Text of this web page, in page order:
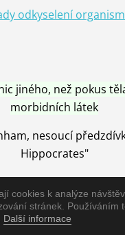
cookies k analýze
stránek. Používáním
Další informace
odkyselení
jiného, než pokus
morbidních látek
nesoucí
Hippocrates"
jen pomocí Přírody,